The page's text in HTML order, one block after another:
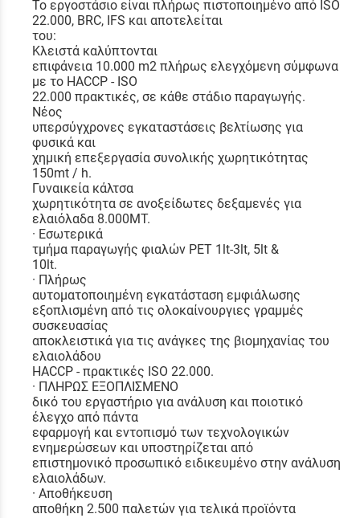
Το εργοστάσιο είναι πλήρως πιστοποιημένο από ISO
22.000, BRC, IFS και αποτελείται
του:
Κλειστά καλύπτονται
επιφάνεια 10.000 m2 πλήρως ελεγχόμενη σύμφωνα
με το HACCP - ISO
22.000 πρακτικές, σε κάθε στάδιο παραγωγής.
Νέος
υπερσύγχρονες εγκαταστάσεις βελτίωσης για
φυσικά και
χημική επεξεργασία συνολικής χωρητικότητας
150mt / h.
Γυναικεία κάλτσα
χωρητικότητα σε ανοξείδωτες δεξαμενές για
ελαιόλαδα 8.000MT.
· Εσωτερικά
τμήμα παραγωγής φιαλών PET 1lt-3lt, 5lt &
10lt.
· Πλήρως
αυτοματοποιημένη εγκατάσταση εμφιάλωσης
εξοπλισμένη από τις ολοκαίνουργιες γραμμές
συσκευασίας
αποκλειστικά για τις ανάγκες της βιομηχανίας του
ελαιολάδου
HACCP - πρακτικές ISO 22.000.
· ΠΛΗΡΩΣ ΕΞΟΠΛΙΣΜΕΝΟ
δικό του εργαστήριο για ανάλυση και ποιοτικό
έλεγχο από πάντα
εφαρμογή και εντοπισμό των τεχνολογικών
ενημερώσεων και υποστηρίζεται από
επιστημονικό προσωπικό ειδικευμένο στην ανάλυση
ελαιολάδων.
· Αποθήκευση
αποθήκη 2.500 παλετών για τελικά προϊόντα